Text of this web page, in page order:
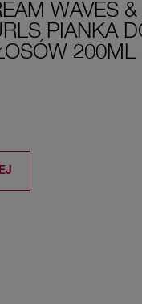
WAVES &
PIANKA
200ML